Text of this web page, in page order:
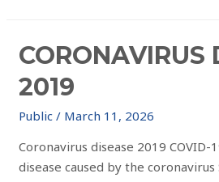
CORONAVIRUS
2019
Public / March 11, 2026
Coronavirus disease 2019 COVID-
disease caused by the coronavirus